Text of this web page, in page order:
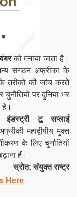
को मनाया जाता है।
संगठन अफ्रीका के
के तरीकों की जांच करते
पर दुनिया भर
है।
इंडस्ट्री टू सप्लाई
महाद्वीपीय मुक्त
के लिए चुनौतियों
हैं।
स्रोत: संयुक्त राष्ट्र
Here